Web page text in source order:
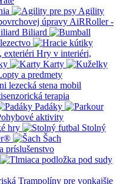
Agility
AiRRoller -
Biliard
Hry v interiéri,
Karty
a predmety
lezecká stena mobil
terapia
Padáky
aktivity
hry
Stolný
Šach
príslušenstvo
Trampolíny pre vonkajšie